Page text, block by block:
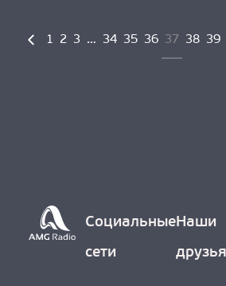
1 2 3 … 34 35 36 37 38 39
Социальные
сети
Наши
друзья